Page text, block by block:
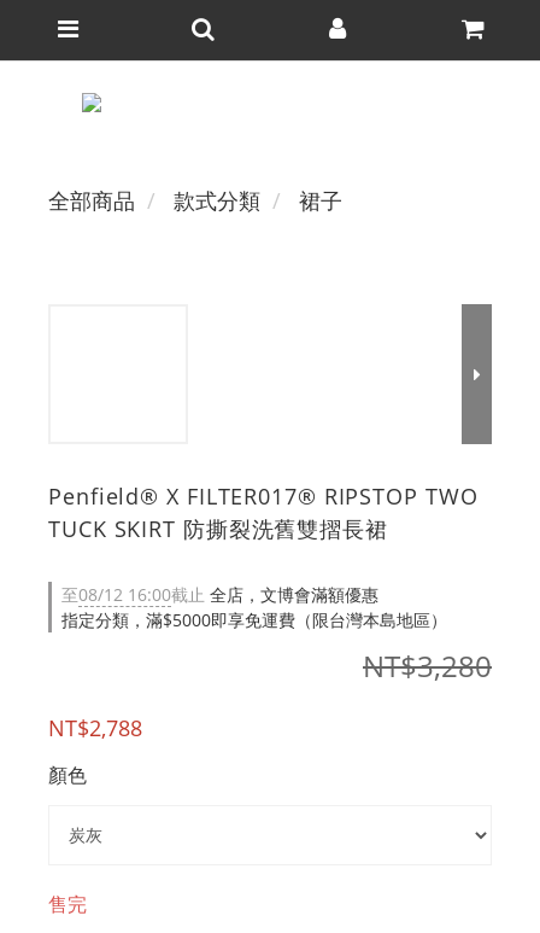
全部商品 款式分類 裙子
Penfield® X FILTER017® RIPSTOP TWO
TUCK SKIRT 防撕裂洗舊雙摺長裙
至08/12 16:00截止 全店，文博會滿額優惠
指定分類，滿$5000即享免運費（限台灣本島地區）
NT$3,280
NT$2,788
顏色
售完